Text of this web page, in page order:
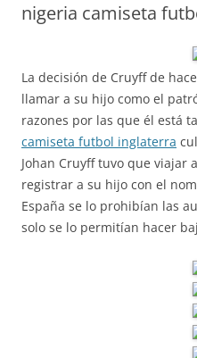
nigeria camiseta
La decisión de Cruyff de
llamar a su hijo como el
razones por las que él está
camiseta futbol inglaterra
Johan Cruyff tuvo que viajar
registrar a su hijo con el
España se lo prohibían las
solo se lo permitían hacer